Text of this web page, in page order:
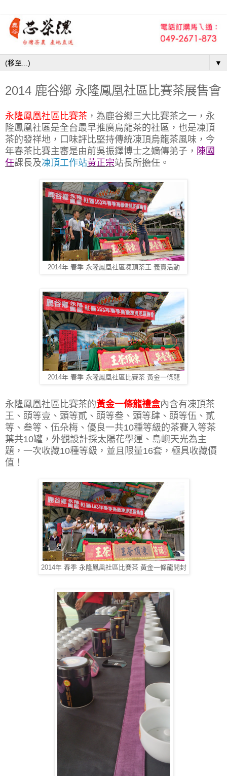
▼
2014 鹿谷鄉 永隆鳳凰社區比賽茶展售會
永隆鳳凰社區比賽茶 ，為鹿谷鄉三大比賽茶之一，永
隆鳳凰社區是全台最早推廣烏龍茶的社區，也是凍頂
茶的發祥地，口味評比堅持傳統凍頂烏龍茶風味，今
年春茶比賽主審是由前吳振鐸博士之嫡傳弟子， 陳國
任課長及凍頂工作站黃正宗站長所擔任。
2014年 春季 永隆鳳凰社區凍頂茶王 義賣活動
2014年 春季 永隆鳳凰社區比賽茶 黃金一條龍
永隆鳳凰社區比賽茶的黃金一條龍禮盒內含有凍頂茶
王、頭等壹、頭等貳、頭等叁、頭等肆、頭等伍、貳
等、叁等、伍朵梅、優良一共10種等級的茶賽入等茶
葉共10罐，外觀設計採太陽花學運、島嶼天光為主
題，一次收藏10種等級，並且限量16套，極具收藏價
值！
2014年 春季 永隆鳳凰社區比賽茶 黃金一條龍開封